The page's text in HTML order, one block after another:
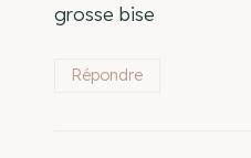
grosse bise
Répondre